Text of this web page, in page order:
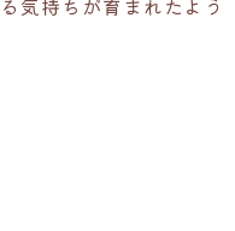
気持ちが育まれたよう